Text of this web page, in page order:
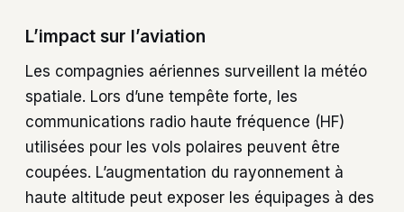
L’impact sur l’aviation
Les compagnies aériennes surveillent la météo
spatiale. Lors d’une tempête forte, les
communications radio haute fréquence (HF)
utilisées pour les vols polaires peuvent être
coupées. L’augmentation du rayonnement à
haute altitude peut exposer les équipages à des